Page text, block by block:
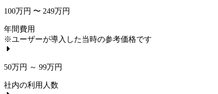
100万円 〜 249万円
年間費用
※ユーザーが導入した当時の参考価格です
50万円 ～ 99万円
社内の利用人数